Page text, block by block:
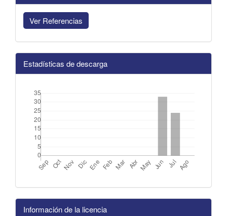
Ver Referencias
Estadísticas de descarga
Información de la licencia